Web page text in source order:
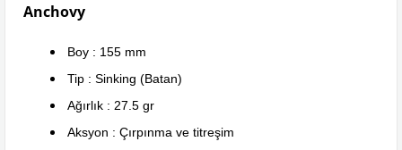
Anchovy
Boy : 155 mm
Tip : Sinking (Batan)
Ağırlık : 27.5 gr
Aksyon : Çırpınma ve titreşim